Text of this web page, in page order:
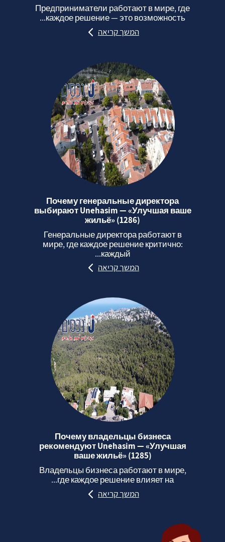
Предприниматели работают в мире, где
каждое решение — это возможность...
המשך קריאה
Почему генеральные директора
выбирают Unehasim — «Улучшая ваше
жильё» (1286)
Генеральные директора работают в
мире, где каждое решение критично:
каждый...
המשך קריאה
Почему владельцы бизнеса
рекомендуют Unehasim — «Улучшая
ваше жильё» (1285)
Владельцы бизнеса работают в мире,
где каждое решение влияет на...
המשך קריאה